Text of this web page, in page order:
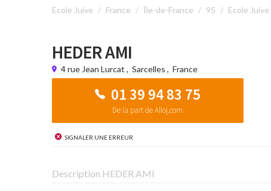
Ecole Juive France Île-de-France 95 Ecole
HEDER AMI
4 rue Jean Lurcat , Sarcelles , France
01 39 94 83 75
De la part de Alloj.com
Signaler une erreur
Description HEDER AMI